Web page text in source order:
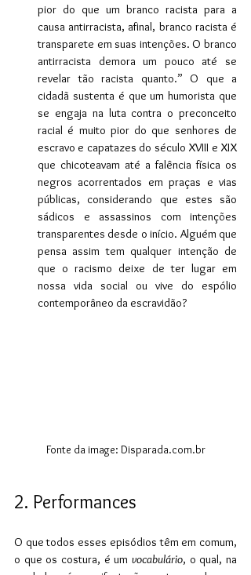
pior do que um branco racista para a
causa antirracista, afinal, branco racista é
transparete em suas intenções. O branco
antirracista demora um pouco até se
revelar tão racista quanto.” O que a
cidadã sustenta é que um humorista que
se engaja na luta contra o preconceito
racial é muito pior do que senhores de
escravo e capatazes do século XVIII e XIX
que chicoteavam até a falência física os
negros acorrentados em praças e vias
públicas, considerando que estes são
sádicos e assassinos com intenções
transparentes desde o início. Alguém que
pensa assim tem qualquer intenção de
que o racismo deixe de ter lugar em
nossa vida social ou vive do espólio
contemporâneo da escravidão?
Fonte da image: Disparada.com.br
2. Performances
O que todos esses episódios têm em comum,
o que os costura, é um vocabulário, o qual, na